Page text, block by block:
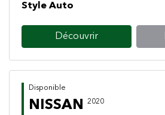
Style Auto
Découvrir
Disponible
NISSAN 2020